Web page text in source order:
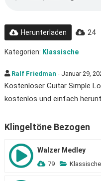
Herunterladen 24
Kategorien: Klassische
Ralf Friedman - Januar 29,
Kostenloser Guitar Simple
kostenlos und einfach
Klingeltöne Bezogen
Walzer Medley
79 Klassische